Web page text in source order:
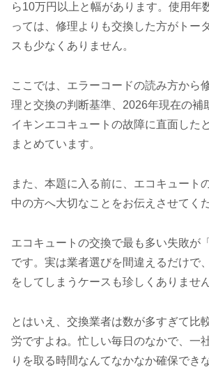
ら10万円以上と幅があります。使用年
っては、修理よりも交換した方がトー
スも少なくありません。
ここでは、エラーコードの読み方から
理と交換の判断基準、2026年現在の補
イキンエコキュートの故障に直面した
まとめています。
また、本題に入る前に、エコキュート
中の方へ大切なことをお伝えさせてく
エコキュートの交換で最も多い失敗が
です。実は業者選びを間違えるだけで
をしてしまうケースも珍しくありません
とはいえ、交換業者は数が多すぎて比
労ですよね。忙しい毎日のなかで、一
りを取る時間なんてなかなか確保でき